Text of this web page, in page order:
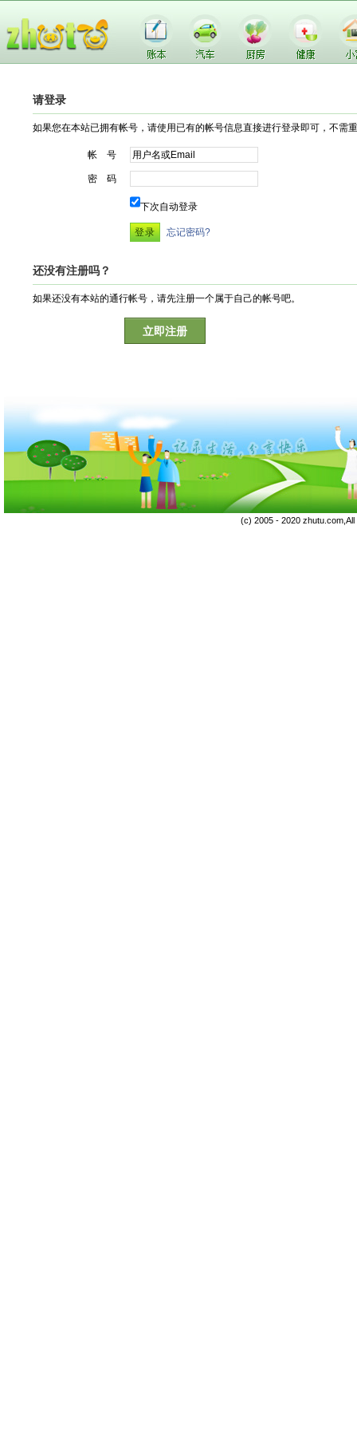
请登录
如果您在本站已拥有帐号，请使用已有的帐号信息直接进行登录即可，不需
帐 号
密 码
下次自动登录
忘记密码?
还没有注册吗？
如果还没有本站的通行帐号，请先注册一个属于自己的帐号吧。
立即注册
(c) 2005 - 2020